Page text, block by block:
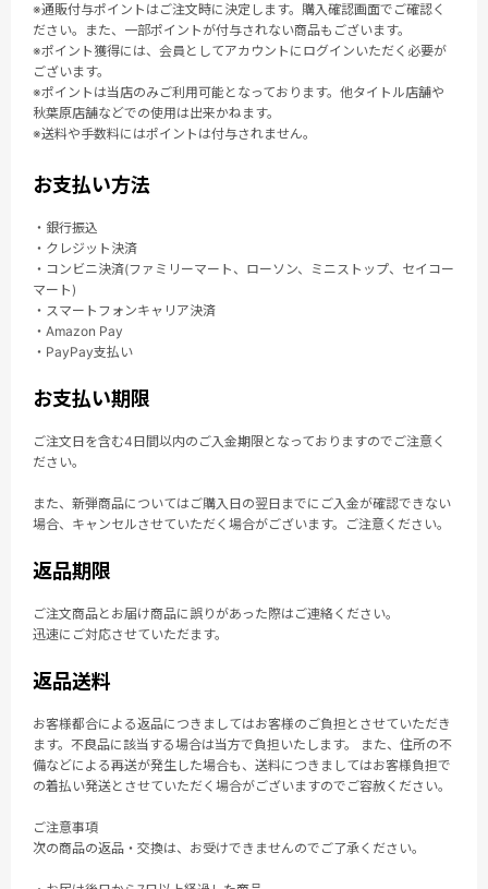
※通販付与ポイントはご注文時に決定します。購入確認画面でご確認く
ださい。また、一部ポイントが付与されない商品もございます。
※ポイント獲得には、会員としてアカウントにログインいただく必要が
ございます。
※ポイントは当店のみご利用可能となっております。他タイトル店舗や
秋葉原店舗などでの使用は出来かねます。
※送料や手数料にはポイントは付与されません。
お支払い方法
・銀行振込
・クレジット決済
・コンビニ決済(ファミリーマート、ローソン、ミニストップ、セイコー
マート)
・スマートフォンキャリア決済
・Amazon Pay
・PayPay支払い
お支払い期限
ご注文日を含む4日間以内のご入金期限となっておりますのでご注意く
ださい。
また、新弾商品についてはご購入日の翌日までにご入金が確認できない
場合、キャンセルさせていただく場合がございます。ご注意ください。
返品期限
ご注文商品とお届け商品に誤りがあった際はご連絡ください。
迅速にご対応させていただます。
返品送料
お客様都合による返品につきましてはお客様のご負担とさせていただき
ます。不良品に該当する場合は当方で負担いたします。 また、住所の不
備などによる再送が発生した場合も、送料につきましてはお客様負担で
の着払い発送とさせていただく場合がございますのでご容赦ください。
ご注意事項
次の商品の返品・交換は、お受けできませんのでご了承ください。